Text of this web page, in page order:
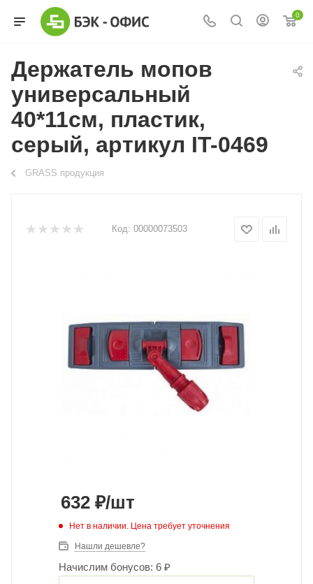
0
Держатель мопов
универсальный
40*11см, пластик,
серый, артикул IT-0469
GRASS продукция
Код: 00000073503
632 ₽/шт
Нет в наличии. Цена требует уточнения
Нашли дешевле?
Начислим бонусов: 6 ₽